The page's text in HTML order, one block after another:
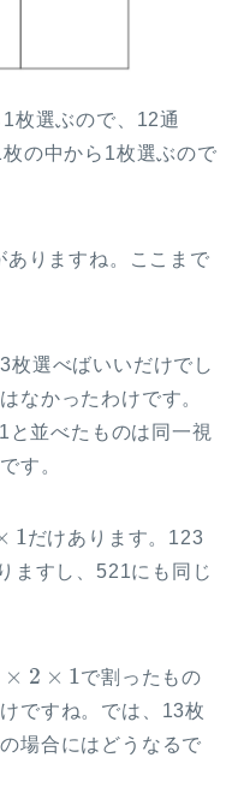
枚選ぶので、12通
の中から1枚選ぶので
ありますね。ここまで
枚選べばいいだけでし
なかったわけです。
並べたものは同一視
す。
1だけあります。123
ますし、521にも同じ
× 2 × 1で割ったもの
ですね。では、13枚
場合にはどうなるで